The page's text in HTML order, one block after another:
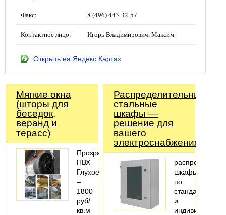
Факс: 8 (496) 443-32-57
Контактное лицо: Игорь Владимирович, Максим
Открыть на Яндекс.Картах
Мягкие окна
(шторы для
беседок,
веранд и
терасс)
Прозрачный
ПВХ
Глухое
–
1800
руб/
кв.м
Распределительные
стальные
шкафы —
решение для
вашего
электроснабжения!
шкафы
по
стандартным
и